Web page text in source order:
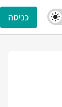
כניסה